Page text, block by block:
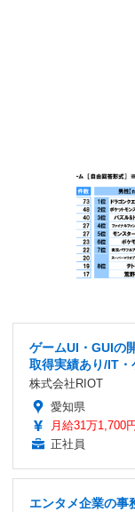
ゲームUI・GUIの
取得実績あり/IT
株式会社RIOT
愛知県
月給31万1,700
正社員
エンタメ企業の事